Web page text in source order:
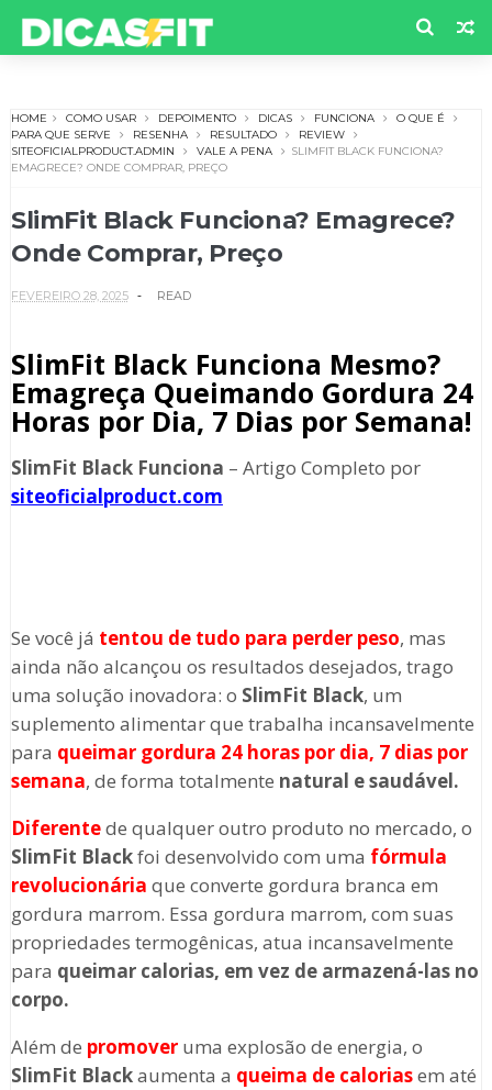
HOME COMO USAR DEPOIMENTO DICAS FUNCIONA
O QUE É
PARA QUE SERVE
RESENHA RESULTADO
REVIEW
SITEOFICIALPRODUCT.ADMIN
VALE A PENA
SLIMFIT BLACK FUNCIONA?
EMAGRECE? ONDE COMPRAR, PREÇO
SlimFit Black Funciona? Emagrece?
Onde Comprar, Preço
FEVEREIRO 28, 2025 READ
SlimFit Black Funciona Mesmo?
Emagreça Queimando Gordura 24
Horas por Dia, 7 Dias por Semana!
SlimFit BlackFunciona – Artigo Completo por
siteoficialproduct.com
Se você já tentou de tudo para perder peso, mas
ainda não alcançou os resultados desejados, trago
uma solução inovadora: o SlimFit Black, um
suplemento alimentar que trabalha incansavelmente
para queimar gordura 24 horas por dia, 7 dias por
semana, de forma totalmente natural e saudável.
Diferentede qualquer outro produto no mercado, o
SlimFit Blackfoi desenvolvido com uma fórmula
revolucionária que converte gordura branca em
gordura marrom. Essa gordura marrom, com suas
propriedades termogênicas, atua incansavelmente
para queimar calorias, em vez de armazená-las no
corpo.
Além de promoveruma explosão de energia, o
SlimFit Blackaumenta a queima de caloriasem até